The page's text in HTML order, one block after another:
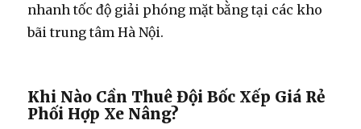
nhanh tốc độ giải phóng mặt bằng tại các kho
bãi trung tâm Hà Nội.
Khi Nào Cần Thuê Đội Bốc Xếp Giá Rẻ
Phối Hợp Xe Nâng?